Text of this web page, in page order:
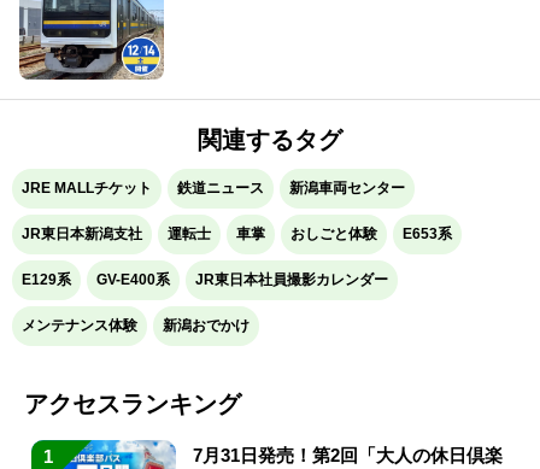
関連するタグ
JRE MALLチケット 鉄道ニュース 新潟車両センター
JR東日本新潟支社 運転士 車掌 おしごと体験 E653系
E129系 GV-E400系 JR東日本社員撮影カレンダー
メンテナンス体験 新潟おでかけ
アクセスランキング
1
7月31日発売！第2回「大人の休日倶楽